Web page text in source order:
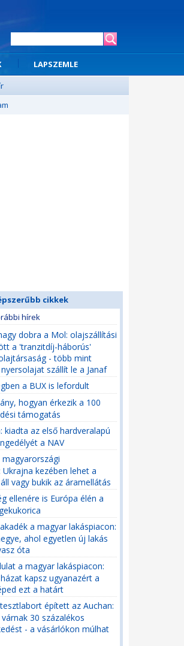
LAPSZEMLE
cikkek
hírek
dobra a Mol: olajszállítási
a 'tranzitdíj-háborús'
- több mint
szállít le a Janaf
a BUX is lefordult
hogyan érkezik a 100
támogatás
kiadta az első hardveralapú
a NAV
Ukrajna kezében lehet a
vagy bukik az áramellátás
ellenére is Európa élén a
a magyar lakáspiacon:
ahol egyetlen új lakás
óta
a magyar lakáspiacon:
kapsz ugyanazért a
ezt a határt
épített az Auchan:
30 százalékos
- a vásárlókon múlhat